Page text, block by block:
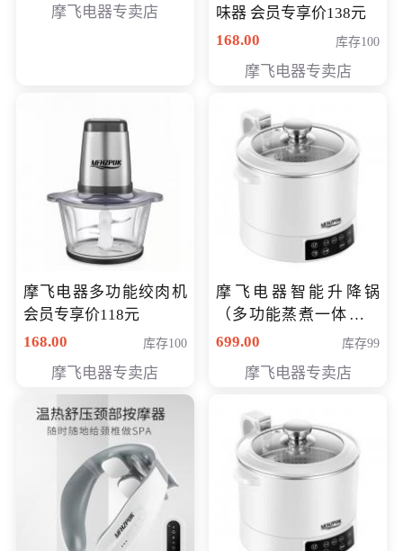
摩飞电器专卖店
味器 会员专享价138元
168.00
库存100
摩飞电器专卖店
摩飞电器多功能绞肉机
会员专享价118元
168.00
库存100
摩飞电器专卖店
摩飞电器智能升降锅
（多功能蒸煮一体锅）
（智能升降养生锅） 会
699.00 库存99
摩飞电器专卖店